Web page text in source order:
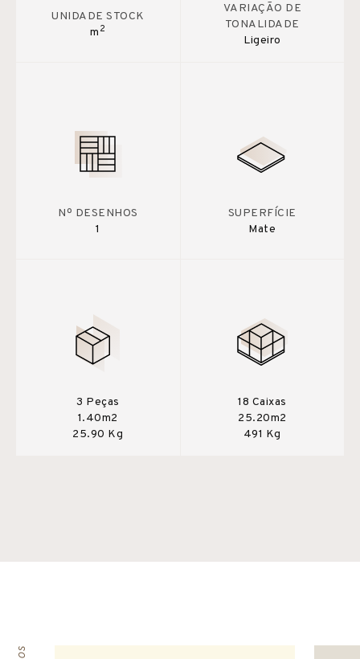
UNIDADE STOCK
m 2
VARIAÇÃO DE
TONALIDADE
Ligeiro
Nº DESENHOS
1
SUPERFÍCIE
Mate
3 Peças
1.40m2
25.90 Kg
18 Caixas
25.20m2
491 Kg